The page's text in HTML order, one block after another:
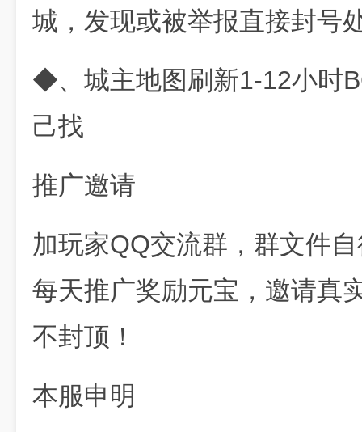
城，发现或被举报直接封号
◆、城主地图刷新1-12小时
己找
推广邀请
加玩家QQ交流群，群文件
每天推广奖励元宝，邀请真
不封顶！
本服申明